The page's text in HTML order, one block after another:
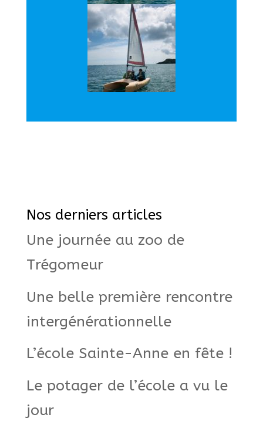
Nos derniers articles
Une journée au zoo de
Trégomeur
Une belle première rencontre
intergénérationnelle
L’école Sainte-Anne en fête !
Le potager de l’école a vu le
jour